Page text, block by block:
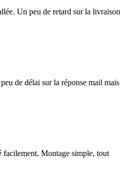
Un peu de retard sur la livraison
de délai sur la réponse mail mais
Montage simple, tout